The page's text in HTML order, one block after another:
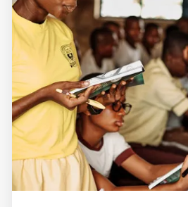
Anasayfa
İngilizce Yemek Tarifleri
İngilizce Şarkı Sözleri
5 Günde İngilizce
Bilinçaltı İngilizce
İngilizce Biyografiler
İngilizce